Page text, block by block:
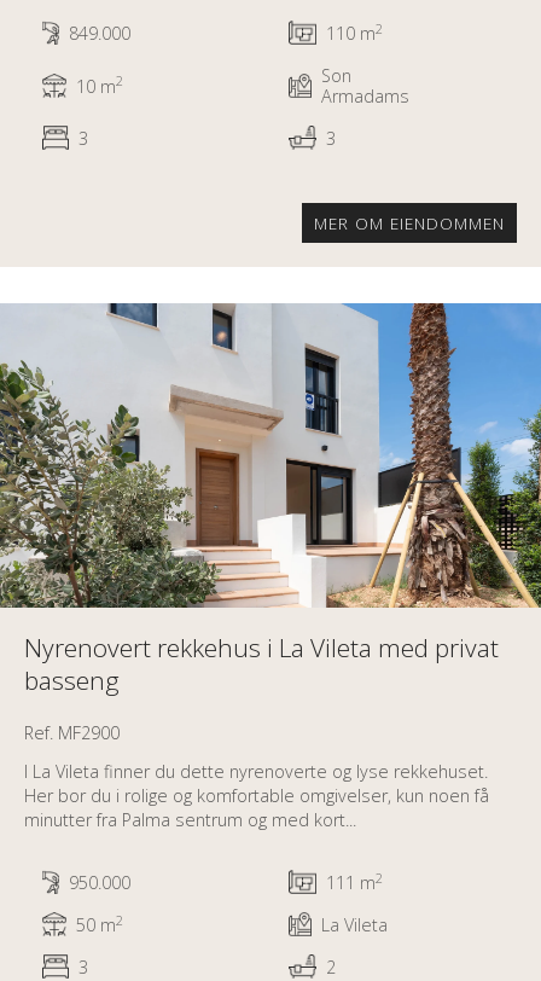
849.000 110 m2
10 m2
Son
Armadams
3
3
MER OM EIENDOMMEN
Nyrenovert rekkehus i La Vileta med privat
basseng
Ref. MF2900
I La Vileta finner du dette nyrenoverte og lyse rekkehuset.
Her bor du i rolige og komfortable omgivelser, kun noen få
minutter fra Palma sentrum og med kort...
950.000 111 m2
50 m2
La Vileta
3
2